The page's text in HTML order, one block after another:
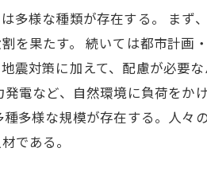
多様な種類が存在する。 まず
を果たす。 続いては都市計画
震対策に加えて、配慮が必要な
電など、自然環境に負荷をか
多様な規模が存在する。人々
である。